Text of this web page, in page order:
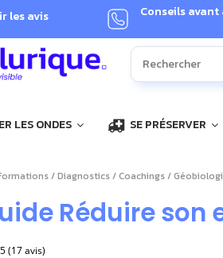
les avis Conseils
LES ONDES SE PRÉSERVER
/ Diagnostics / Coachings /
Réduire